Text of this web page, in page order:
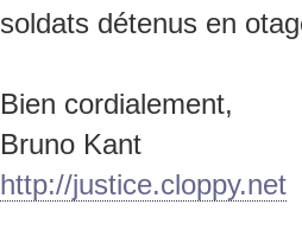
soldats détenus en
Bien cordialement,
Bruno Kant
http://justice.cloppy.net